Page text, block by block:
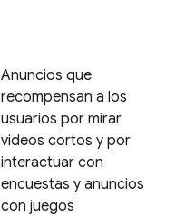
Anuncios que
recompensan a los
usuarios por mirar
videos cortos y por
interactuar con
encuestas y anuncios
con juegos